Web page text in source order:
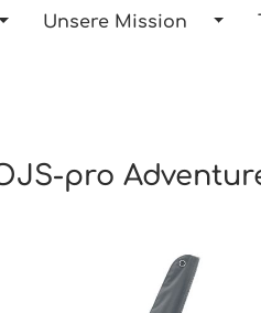
Unsere Mission
pro